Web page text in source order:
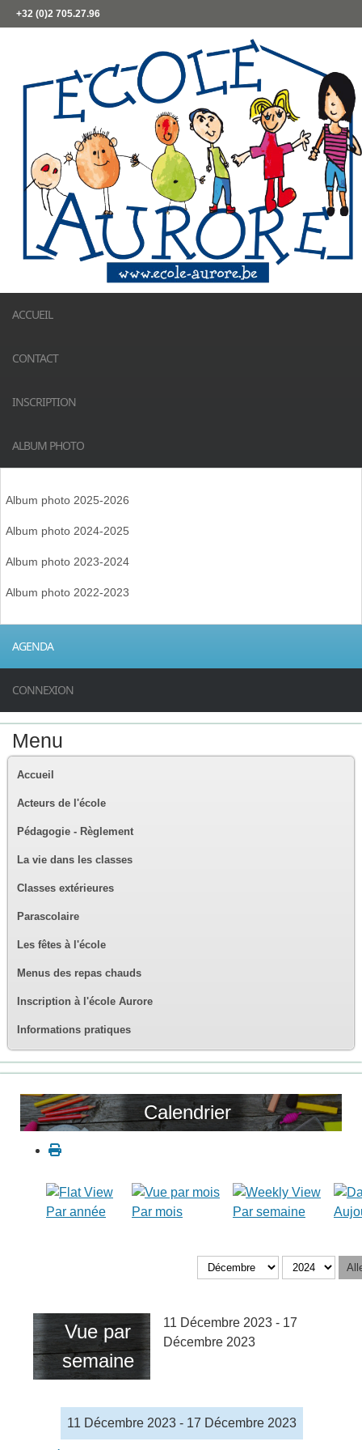
+32 (0)2 705.27.96
ACCUEIL
CONTACT
INSCRIPTION
ALBUM PHOTO
Album photo 2025-2026
Album photo 2024-2025
Album photo 2023-2024
Album photo 2022-2023
AGENDA
CONNEXION
Menu
Accueil
Acteurs de l'école
Pédagogie - Règlement
La vie dans les classes
Classes extérieures
Parascolaire
Les fêtes à l'école
Menus des repas chauds
Inscription à l'école Aurore
Informations pratiques
Calendrier
Par année Par mois Par semaine
Vue par
semaine
11 Décembre 2023 - 17
Décembre 2023
11 Décembre 2023 - 17 Décembre 2023